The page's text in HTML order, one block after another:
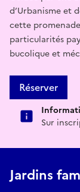
d’Urbanisme et
cette
particularités
bucolique et
Réserver
Sur
Jardins